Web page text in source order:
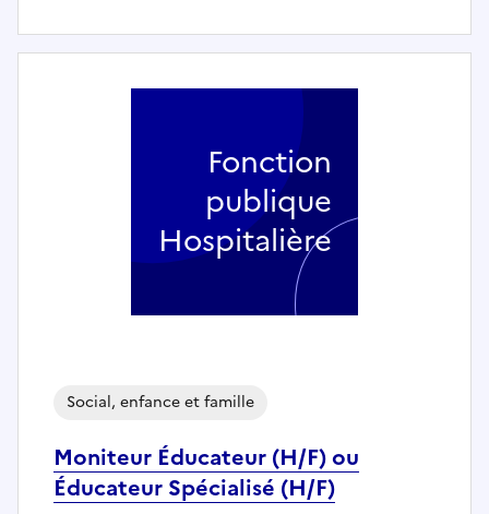
Moniteur Éducateur (H/F) ou
Éducateur Spécialisé (H/F)
Social, enfance et famille
Fonction
publique
Hospitalière